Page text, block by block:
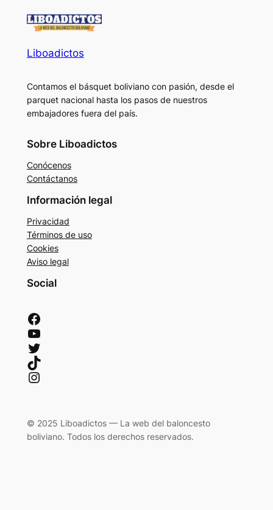
Liboadictos
Contamos el básquet boliviano con pasión, desde el
parquet nacional hasta los pasos de nuestros
embajadores fuera del país.
Sobre Liboadictos
Conócenos
Contáctanos
Información legal
Privacidad
Términos de uso
Cookies
Aviso legal
Social
Facebook
YouTube
Twitter
TikTok
Instagram
© 2025 Liboadictos — La web del baloncesto
boliviano. Todos los derechos reservados.